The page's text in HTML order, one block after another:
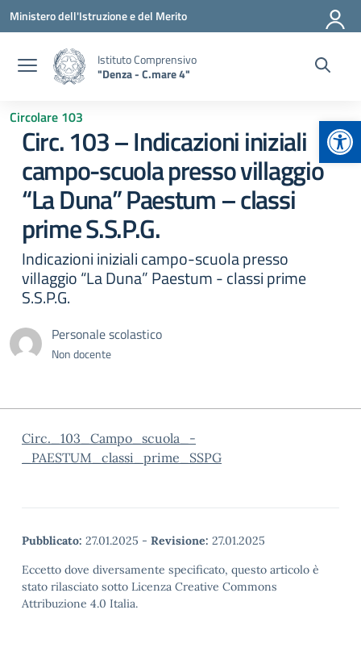
Vai ai contenuti
Vai al menu di navigazione
Vai al footer
Ministero dell'Istruzione e del Merito
Istituto Comprensivo
"Denza - C.mare 4"
Circolare 103
Circ. 103 – Indicazioni iniziali
campo-scuola presso villaggio
“La Duna” Paestum – classi
prime S.S.P.G.
Indicazioni iniziali campo-scuola presso
villaggio “La Duna” Paestum - classi prime
S.S.P.G.
Personale scolastico
Non docente
Circ._103_Campo_scuola_-
_PAESTUM_classi_prime_SSPG
Pubblicato: 27.01.2025 - Revisione: 27.01.2025
Eccetto dove diversamente specificato, questo articolo è
stato rilasciato sotto Licenza Creative Commons
Attribuzione 4.0 Italia.